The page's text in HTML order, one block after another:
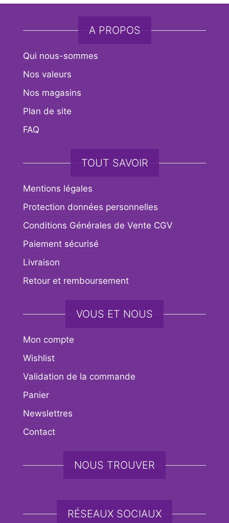
A PROPOS
Qui nous-sommes
Nos valeurs
Nos magasins
Plan de site
FAQ
TOUT SAVOIR
Mentions légales
Protection données personnelles
Conditions Générales de Vente CGV
Paiement sécurisé
Livraison
Retour et remboursement
VOUS ET NOUS
Mon compte
Wishlist
Validation de la commande
Panier
Newslettres
Contact
NOUS TROUVER
RÉSEAUX SOCIAUX